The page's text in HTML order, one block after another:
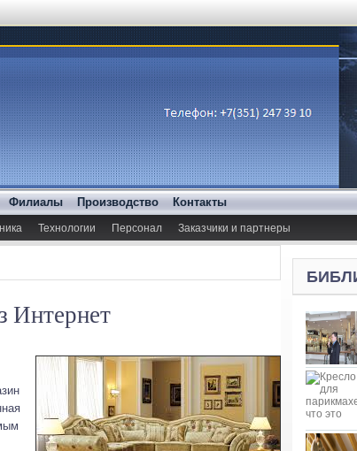
Филиалы Производство Контакты
Технологии Персонал Заказчики и партнеры
Интернет